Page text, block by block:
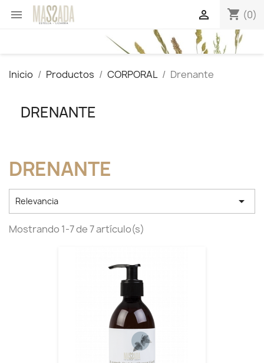
 shopping_cart (0)

Inicio Productos CORPORAL Drenante
DRENANTE
DRENANTE
Relevancia 
Mostrando 1-7 de 7 artículo(s)